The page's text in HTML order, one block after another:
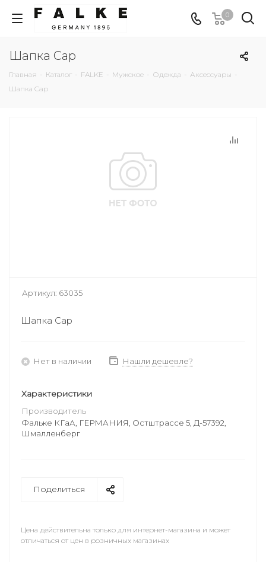
0
Шапка Cap
Главная - Каталог - FALKE - Мужское - Одежда - Аксессуары -
Шапка Cap
Артикул: 63035
Шапка Cap
Нет в наличии Нашли дешевле?
Характеристики
Производитель
Фальке КГаА, ГЕРМАНИЯ, Остштрассе 5, Д-57392,
Шмалленберг
Поделиться
Цена действительна только для интернет-магазина и может
отличаться от цен в розничных магазинах